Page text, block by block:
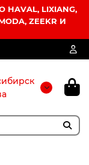
LIXIANG,
ZEEKR И